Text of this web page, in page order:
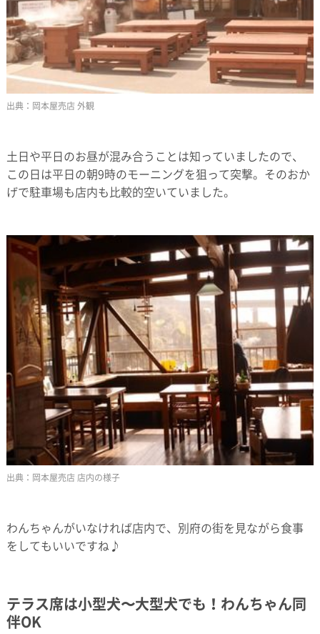
岡本屋売店 外観
土日や平日のお昼が混み合うことは知っていましたので、
この日は平日の朝9時のモーニングを狙って突撃。そのおか
げで駐車場も店内も比較的空いていました。
岡本屋売店 店内の様子
わんちゃんがいなければ店内で、別府の街を見ながら食事
をしてもいいですね♪
テラス席は小型犬〜大型犬でも！わんちゃん同
伴OK